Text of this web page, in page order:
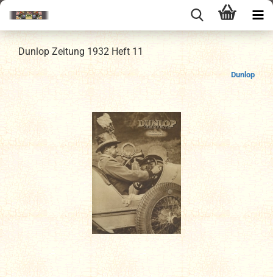
Dunlop Zeitung 1932 Heft 11
Dunlop